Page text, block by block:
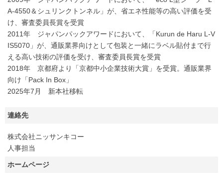
A-4550＆シュリンクトンネル」が、省エネ性能等の高い評価を受
け、審査委員長賞を受賞
2011年 ジャパンパックアワードにおいて、「Kurun de Haru L-V
IS5070」が、通販業界向けとして包装と一緒にラベル貼付まで行
える高い技術の評価を受け、審査委員長賞を受賞
2018年 京都府より「京都中小企業技術大賞」を受賞。通販業界
向け「Pack In Box」
2025年7月 新本社移転
連絡先
株式会社ニッサンキコー
人事担当
ホームページ